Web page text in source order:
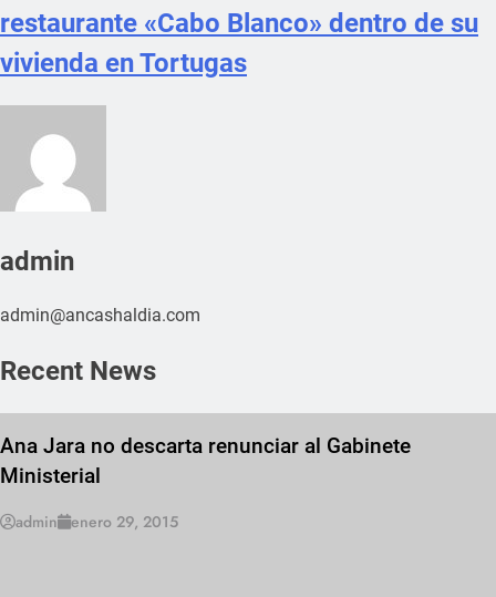
restaurante «Cabo Blanco» dentro de su
vivienda en Tortugas
admin
admin@ancashaldia.com
Recent News
Ana Jara no descarta renunciar al Gabinete
Ministerial
admin enero 29, 2015